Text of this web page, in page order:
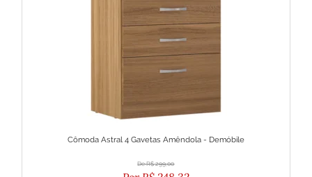
Cômoda Astral 4 Gavetas Amêndola - Demóbile
R$ 299,00